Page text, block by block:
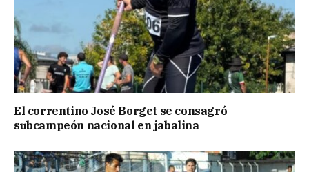
El correntino José Borget se consagró
subcampeón nacional en jabalina